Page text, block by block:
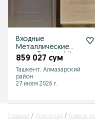
Входные
Металлические
двери Temir eshik
Межкомнатные
Mdf eshiklar
859 027 сум
Ташкент, Алмазарский
район
27 июля 2026 г.
Главная Дом и сад Товары